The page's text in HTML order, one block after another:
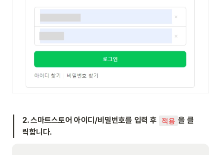
2. 스마트스토어 아이디/비밀번호를 입력 후 적용 을 클
릭합니다.